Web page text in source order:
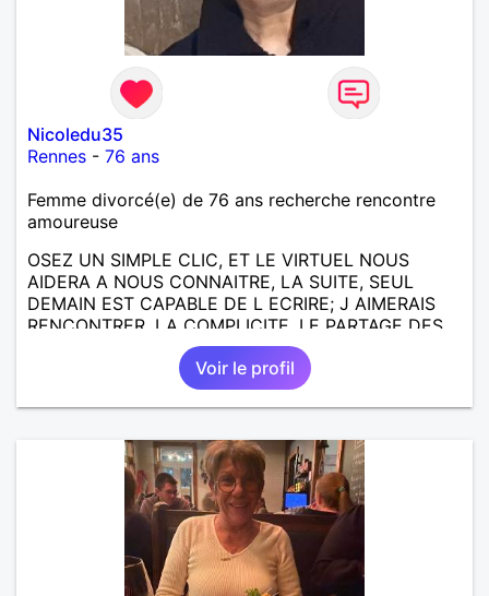
Nicoledu35
Rennes - 76 ans
Femme divorcé(e) de 76 ans recherche rencontre
amoureuse
OSEZ UN SIMPLE CLIC, ET LE VIRTUEL NOUS
AIDERA A NOUS CONNAITRE, LA SUITE, SEUL
DEMAIN EST CAPABLE DE L ECRIRE; J AIMERAIS
RENCONTRER, LA COMPLICITE, LE PARTAGE DES
BELLES CHOSES DE LA VIE : BALADES, VOYAGES
EN FRANCE OU AILLEURS. ETRE A L ECOUTE DE L
AUTRE, ET LA VIE SERA PLUS BELLE
ENCORE.....................
Voir le profil